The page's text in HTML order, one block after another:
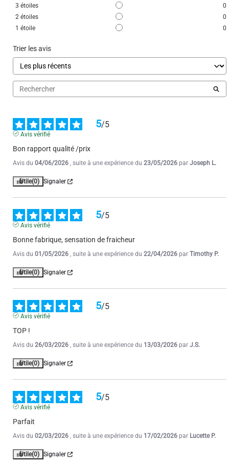
Avis vérifié
Utile(0) Signaler
3 étoiles
0
2 étoiles
0
1 étoile 0
Trier les avis
5/5
Avis vérifié
Bon rapport qualité /prix
Avis du 04/06/2026 , suite à une expérience du 23/05/2026 par Joseph L.
Utile(0) Signaler
5/5
Avis vérifié
Bonne fabrique, sensation de fraicheur
Avis du 01/05/2026 , suite à une expérience du 22/04/2026 par Timothy P.
Utile(0) Signaler
5/5
Avis vérifié
TOP !
Avis du 26/03/2026 , suite à une expérience du 13/03/2026 par J.S.
Utile(0) Signaler
5/5
Avis vérifié
Parfait
Avis du 02/03/2026 , suite à une expérience du 17/02/2026 par Lucette P.
Utile(0) Signaler